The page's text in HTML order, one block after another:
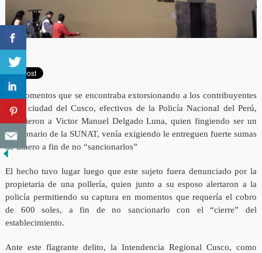
En momentos que se encontraba extorsionando a los contribuyentes
en la ciudad del Cusco, efectivos de la Policía Nacional del Perú,
detuvieron a Victor Manuel Delgado Luna, quien fingiendo ser un
funcionario de la SUNAT, venía exigiendo le entreguen fuerte sumas
de dinero a fin de no “sancionarlos”
El hecho tuvo lugar luego que este sujeto fuera denunciado por la
propietaria de una pollería, quien junto a su esposo alertaron a la
policía permitiendo su captura en momentos que requería el cobro
de 600 soles, a fin de no sancionarlo con el “cierre” del
establecimiento.
Ante este flagrante delito, la Intendencia Regional Cusco, como